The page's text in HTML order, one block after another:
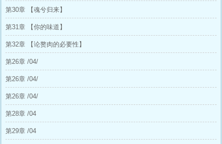
第30章 【魂兮归来】
第31章 【你的味道】
第32章 【论赘肉的必要性】
第26章 /04/
第26章 /04/
第26章 /04/
第28章 /04
第29章 /04